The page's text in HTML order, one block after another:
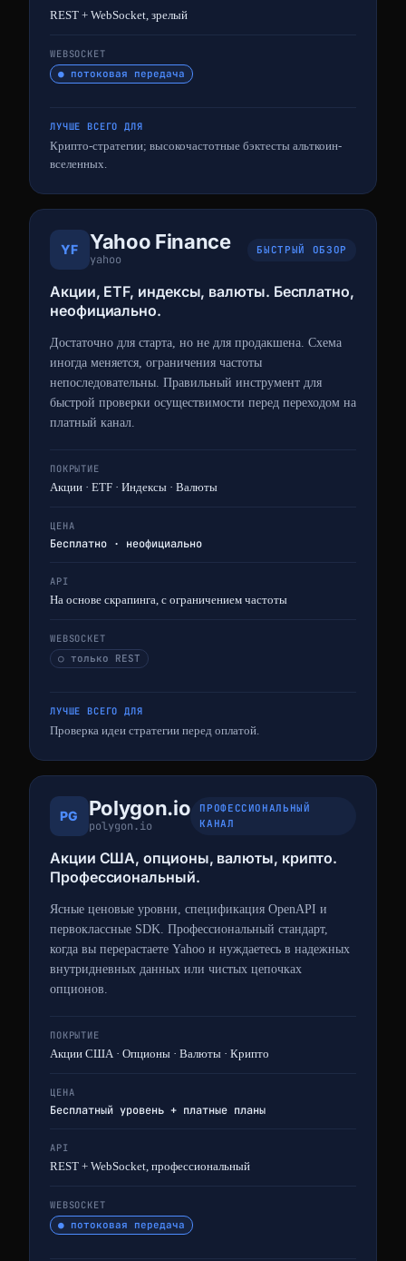
REST + WebSocket, зрелый
WEBSOCKET
● потоковая передача
ЛУЧШЕ ВСЕГО ДЛЯ
Крипто-стратегии; высокочастотные бэктесты альткоин-
вселенных.
YF Yahoo Finance
yahoo
БЫСТРЫЙ ОБЗОР
Акции, ETF, индексы, валюты. Бесплатно,
неофициально.
Достаточно для старта, но не для продакшена. Схема
иногда меняется, ограничения частоты
непоследовательны. Правильный инструмент для
быстрой проверки осуществимости перед переходом на
платный канал.
ПОКРЫТИЕ
Акции · ETF · Индексы · Валюты
ЦЕНА
Бесплатно · неофициально
API
На основе скрапинга, с ограничением частоты
WEBSOCKET
○ только REST
ЛУЧШЕ ВСЕГО ДЛЯ
Проверка идеи стратегии перед оплатой.
PG Polygon.io
polygon.io
ПРОФЕССИОНАЛЬНЫЙ
КАНАЛ
Акции США, опционы, валюты, крипто.
Профессиональный.
Ясные ценовые уровни, спецификация OpenAPI и
первоклассные SDK. Профессиональный стандарт,
когда вы перерастаете Yahoo и нуждаетесь в надежных
внутридневных данных или чистых цепочках
опционов.
ПОКРЫТИЕ
Акции США · Опционы · Валюты · Крипто
ЦЕНА
Бесплатный уровень + платные планы
API
REST + WebSocket, профессиональный
WEBSOCKET
● потоковая передача